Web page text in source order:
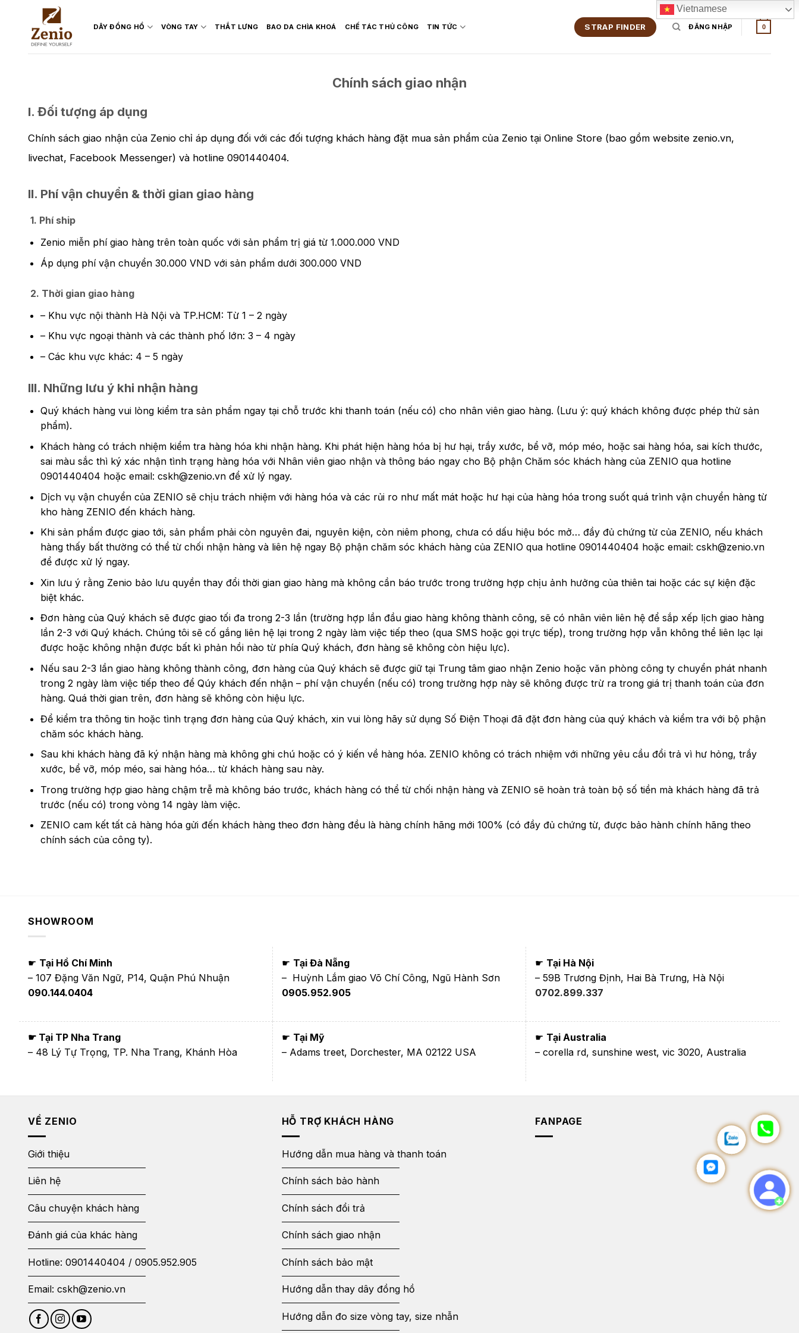
content
DÂY ĐỒNG HỒ VÒNG TAY THẮT LƯNG BAO DA CHÌA KHOÁ CHẾ TÁC THỦ CÔNG TIN TỨC STRAP FINDER ĐĂNG NHẬP 0
Chính sách giao nhận
I. Đối tượng áp dụng
Chính sách giao nhận của Zenio chỉ áp dụng đối với các đối tượng khách hàng đặt mua sản phẩm của Zenio tại Online Store (bao gồm website zenio.vn,
livechat, Facebook Messenger) và hotline 0901440404.
II. Phí vận chuyển & thời gian giao hàng
1. Phí ship
Zenio miễn phí giao hàng trên toàn quốc với sản phẩm trị giá từ 1.000.000 VND
Áp dụng phí vận chuyển 30.000 VND với sản phẩm dưới 300.000 VND
2. Thời gian giao hàng
– Khu vực nội thành Hà Nội và TP.HCM: Từ 1 – 2 ngày
– Khu vực ngoại thành và các thành phố lớn: 3 – 4 ngày
– Các khu vực khác: 4 – 5 ngày
III. Những lưu ý khi nhận hàng​
Quý khách hàng vui lòng kiểm tra sản phẩm ngay tại chỗ trước khi thanh toán (nếu có) cho nhân viên giao hàng. (Lưu ý: quý khách không được phép thử sản
phẩm).
Khách hàng có trách nhiệm kiểm tra hàng hóa khi nhận hàng. Khi phát hiện hàng hóa bị hư hại, trầy xước, bể vỡ, móp méo, hoặc sai hàng hóa, sai kích thước,
sai màu sắc thì ký xác nhận tình trạng hàng hóa với Nhân viên giao nhận và thông báo ngay cho Bộ phận Chăm sóc khách hàng của ZENIO qua hotline
0901440404 hoặc email: cskh@zenio.vn để xử lý ngay.
Dịch vụ vận chuyển của ZENIO sẽ chịu trách nhiệm với hàng hóa và các rủi ro như mất mát hoặc hư hại của hàng hóa trong suốt quá trình vận chuyển hàng từ
kho hàng ZENIO đến khách hàng.
Khi sản phẩm được giao tới, sản phẩm phải còn nguyên đai, nguyên kiện, còn niêm phong, chưa có dấu hiệu bóc mở… đầy đủ chứng từ của ZENIO, nếu khách
hàng thấy bất thường có thể từ chối nhận hàng và liên hệ ngay Bộ phận chăm sóc khách hàng của ZENIO qua hotline 0901440404 hoặc email: cskh@zenio.vn
để được xử lý ngay.
Xin lưu ý rằng Zenio bảo lưu quyền thay đổi thời gian giao hàng mà không cần báo trước trong trường hợp chịu ảnh hưởng của thiên tai hoặc các sự kiện đặc
biệt khác.
Đơn hàng của Quý khách sẽ được giao tối đa trong 2-3 lần (trường hợp lần đầu giao hàng không thành công, sẽ có nhân viên liên hệ để sắp xếp lịch giao hàng
lần 2-3 với Quý khách. Chúng tôi sẽ cố gắng liên hệ lại trong 2 ngày làm việc tiếp theo (qua SMS hoặc gọi trực tiếp), trong trường hợp vẫn không thể liên lạc lại
được hoặc không nhận được bất kì phản hồi nào từ phía Quý khách, đơn hàng sẽ không còn hiệu lực).
Nếu sau 2-3 lần giao hàng không thành công, đơn hàng của Quý khách sẽ được giữ tại Trung tâm giao nhận Zenio hoặc văn phòng công ty chuyển phát nhanh
trong 2 ngày làm việc tiếp theo để Qúy khách đến nhận – phí vận chuyển (nếu có) trong trường hợp này sẽ không được trừ ra trong giá trị thanh toán của đơn
hàng. Quá thời gian trên, đơn hàng sẽ không còn hiệu lực.
Để kiểm tra thông tin hoặc tình trạng đơn hàng của Quý khách, xin vui lòng hãy sử dụng Số Điện Thoại đã đặt đơn hàng của quý khách và kiểm tra với bộ phận
chăm sóc khách hàng.
Sau khi khách hàng đã ký nhận hàng mà không ghi chú hoặc có ý kiến về hàng hóa. ZENIO không có trách nhiệm với những yêu cầu đổi trả vì hư hỏng, trầy
xước, bể vỡ, móp méo, sai hàng hóa… từ khách hàng sau này.
Trong trường hợp giao hàng chậm trễ mà không báo trước, khách hàng có thể từ chối nhận hàng và ZENIO sẽ hoàn trả toàn bộ số tiền mà khách hàng đã trả
trước (nếu có) trong vòng 14 ngày làm việc.
ZENIO cam kết tất cả hàng hóa gửi đến khách hàng theo đơn hàng đều là hàng chính hãng mới 100% (có đầy đủ chứng từ, được bảo hành chính hãng theo
chính sách của công ty).
SHOWROOM
☛ Tại Hồ Chí Minh
– 107 Đặng Văn Ngữ, P14, Quận Phú Nhuận
090.144.0404
☛ Tại Đà Nẵng
– Huỳnh Lắm giao Võ Chí Công, Ngũ Hành Sơn
0905.952.905
☛ Tại Hà Nội
– 59B Trương Định, Hai Bà Trưng, Hà Nội
0702.899.337
☛ Tại TP Nha Trang
– 48 Lý Tự Trọng, TP. Nha Trang, Khánh Hòa
☛ Tại Mỹ
– Adams treet, Dorchester, MA 02122 USA
☛ Tại Australia
– corella rd, sunshine west, vic 3020, Australia
VỀ ZENIO
Giới thiệu
Liên hệ
Câu chuyện khách hàng
Đánh giá của khác hàng
Hotline: 0901440404 / 0905.952.905
Email: cskh@zenio.vn
HỖ TRỢ KHÁCH HÀNG
Hướng dẫn mua hàng và thanh toán
Chính sách bảo hành
Chính sách đổi trả
Chính sách giao nhận
Chính sách bảo mật
Hướng dẫn thay dây đồng hồ
Hướng dẫn đo size vòng tay, size nhẫn
FANPAGE
Vietnamese